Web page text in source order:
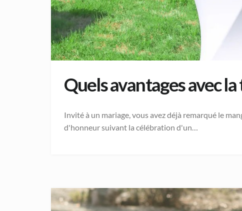
Quels avantages avec
Invité à un mariage, vous avez déjà remarqué le
d'honneur suivant la célébration d'un…